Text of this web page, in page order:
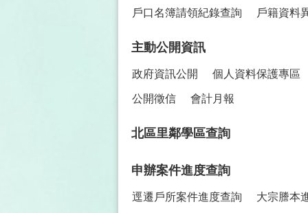
戶口名簿請領紀錄查詢 戶籍資料
主動公開資訊
政府資訊公開 個人資料保護專區
公開徵信 會計月報
北區里鄰學區查詢
申辦案件進度查詢
逕遷戶所案件進度查詢 大宗謄本